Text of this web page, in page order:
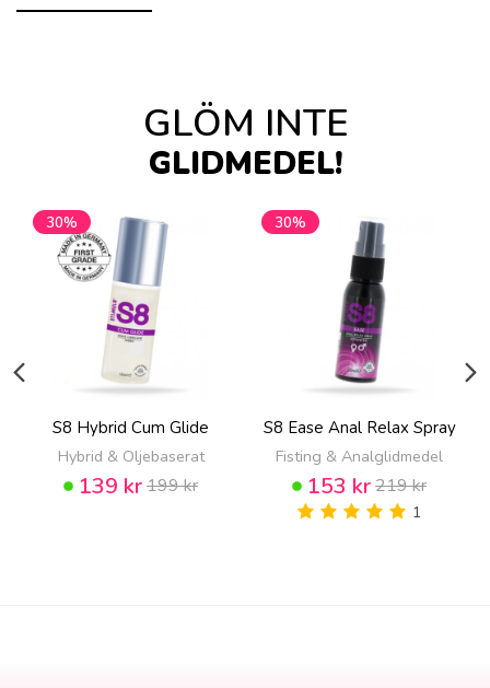
GLÖM INTE
GLIDMEDEL!
30%
S8 Hybrid Cum Glide
Hybrid & Oljebaserat
139 kr199 kr
30%
S8 Ease Anal Relax Spray
Fisting & Analglidmedel
153 kr219 kr
1